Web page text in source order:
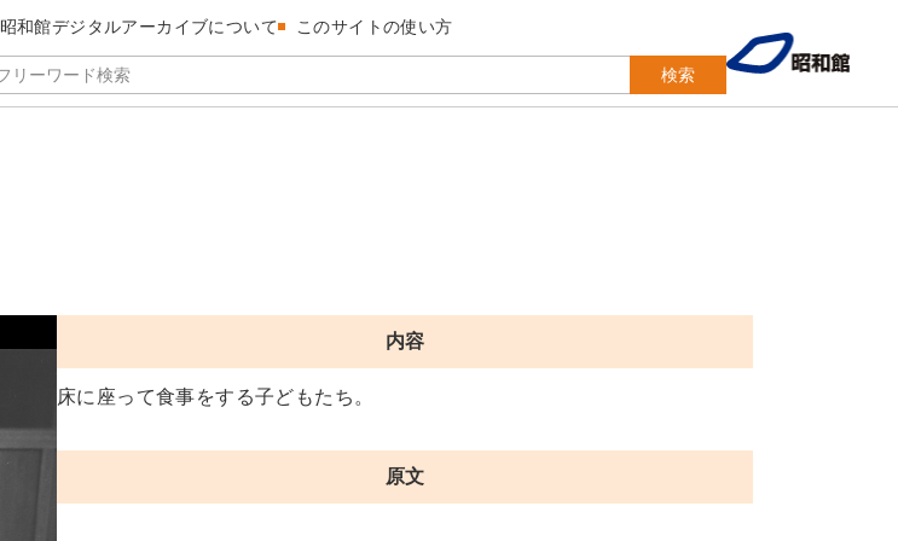
検索
昭和館デジタルアーカイブについて このサイトの使い方
内容
床に座って食事をする子どもたち。
原文